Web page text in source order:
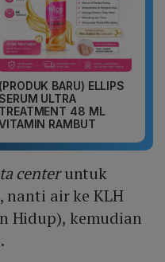
(PRODUK BARU) ELLIPS
ULTRA
TREATMENT 48 ML
RAMBUT
centeruntuk
nanti air ke KLH
Hidup), kemudian